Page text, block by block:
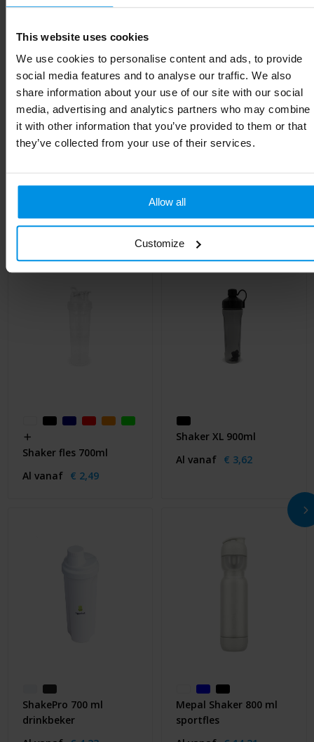
This website uses cookies
We use cookies to personalise content and ads, to provide
social media features and to analyse our traffic. We also
share information about your use of our site with our social
media, advertising and analytics partners who may combine
it with other information that you’ve provided to them or that
they’ve collected from your use of their services.
Allow all
Customize
Materiaal HDPE-kunststof, PP-kunststof, PP-kunststof
Diameter 7.5 cm
EAN-code 8713159543473
Kleur Wit/Mat helder
Hoogte 18.5 cm
Gerelateerde producten
Shaker fles 700ml
Al vanaf € 2,49
Shaker XL 900ml
Al vanaf € 3,62
ShakePro 700 ml
drinkbeker
Mepal Shaker 800 ml
sportfles